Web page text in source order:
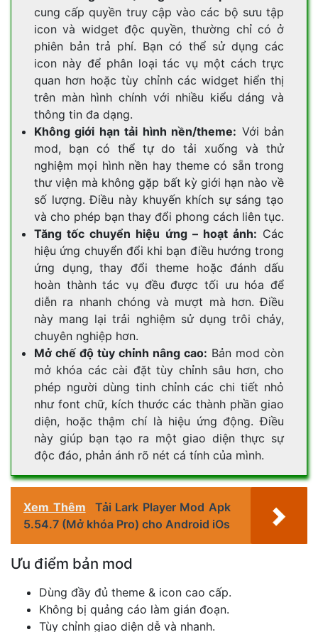
cung cấp quyền truy cập vào các bộ sưu tập
icon và widget độc quyền, thường chỉ có ở
phiên bản trả phí. Bạn có thể sử dụng các
icon này để phân loại tác vụ một cách trực
quan hơn hoặc tùy chỉnh các widget hiển thị
trên màn hình chính với nhiều kiểu dáng và
thông tin đa dạng.
Không giới hạn tải hình nền/theme: Với bản
mod, bạn có thể tự do tải xuống và thử
nghiệm mọi hình nền hay theme có sẵn trong
thư viện mà không gặp bất kỳ giới hạn nào về
số lượng. Điều này khuyến khích sự sáng tạo
và cho phép bạn thay đổi phong cách liên tục.
Tăng tốc chuyển hiệu ứng – hoạt ảnh: Các
hiệu ứng chuyển đổi khi bạn điều hướng trong
ứng dụng, thay đổi theme hoặc đánh dấu
hoàn thành tác vụ đều được tối ưu hóa để
diễn ra nhanh chóng và mượt mà hơn. Điều
này mang lại trải nghiệm sử dụng trôi chảy,
chuyên nghiệp hơn.
Mở chế độ tùy chỉnh nâng cao: Bản mod còn
mở khóa các cài đặt tùy chỉnh sâu hơn, cho
phép người dùng tinh chỉnh các chi tiết nhỏ
như font chữ, kích thước các thành phần giao
diện, hoặc thậm chí là hiệu ứng động. Điều
này giúp bạn tạo ra một giao diện thực sự
độc đáo, phản ánh rõ nét cá tính của mình.
Xem Thêm
Tải Lark Player Mod Apk
5.54.7 (Mở khóa Pro) cho Android iOs
Ưu điểm bản mod
Dùng đầy đủ theme & icon cao cấp.
Không bị quảng cáo làm gián đoạn.
Tùy chỉnh giao diện dễ và nhanh.